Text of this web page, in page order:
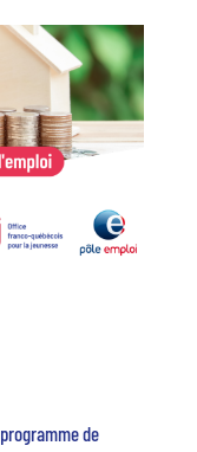
programme de